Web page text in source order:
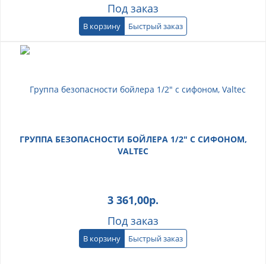
Под заказ
В корзину Быстрый заказ
ГРУППА БЕЗОПАСНОСТИ БОЙЛЕРА 1/2" С СИФОНОМ,
VALTEC
3 361,00р.
Под заказ
В корзину Быстрый заказ